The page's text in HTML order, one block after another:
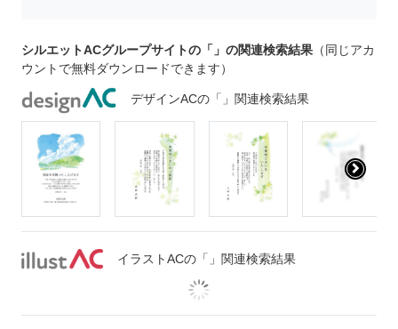
シルエットACグループサイトの「」の関連検索結果 （同じアカ
ウントで無料ダウンロードできます）
デザインACの「」関連検索結果
イラストACの「」関連検索結果